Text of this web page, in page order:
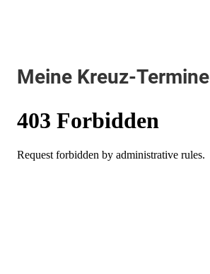
Meine Kreuz-Termine